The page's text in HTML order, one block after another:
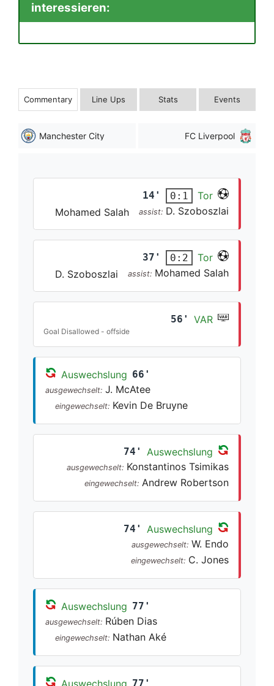
interessieren:
Commentary Line Ups Stats Events
Manchester City FC Liverpool
14' 0:1
Tor
Mohamed Salah
assist: D. Szoboszlai
37' 0:2
Tor
D. Szoboszlai
assist: Mohamed Salah
56' VAR
Goal Disallowed - offside
Auswechslung 66'
ausgewechselt: J. McAtee
eingewechselt: Kevin De Bruyne
74' Auswechslung
ausgewechselt: Konstantinos Tsimikas
eingewechselt: Andrew Robertson
74' Auswechslung
ausgewechselt: W. Endo
eingewechselt: C. Jones
Auswechslung 77'
ausgewechselt: Rúben Dias
eingewechselt: Nathan Aké
Auswechslung 77'